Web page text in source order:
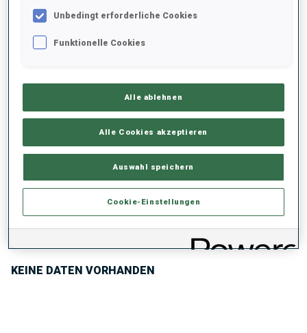
PERFORMANCE
Keine Daten vorhanden
Keine Daten vorhanden
STEHENDSCHIESSEN
KEINE DATEN VORHANDEN
Unbedingt erforderliche Cookies
Funktionelle Cookies
Alle ablehnen
Alle Cookies akzeptieren
Auswahl speichern
Cookie-Einstellungen